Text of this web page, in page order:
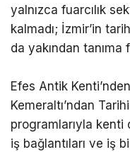
yalnızca fuarcılık
kalmadı; İzmir’in
da yakından tanıma
Efes Antik
Kemeraltı’ndan
programlarıyla kenti
iş bağlantıları ve iş